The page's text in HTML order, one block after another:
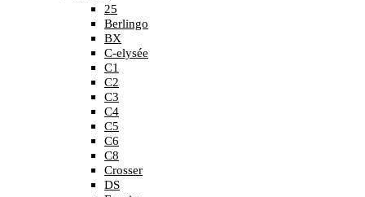
25
Berlingo
BX
C-elysée
C1
C2
C3
C4
C5
C6
C8
Crosser
DS